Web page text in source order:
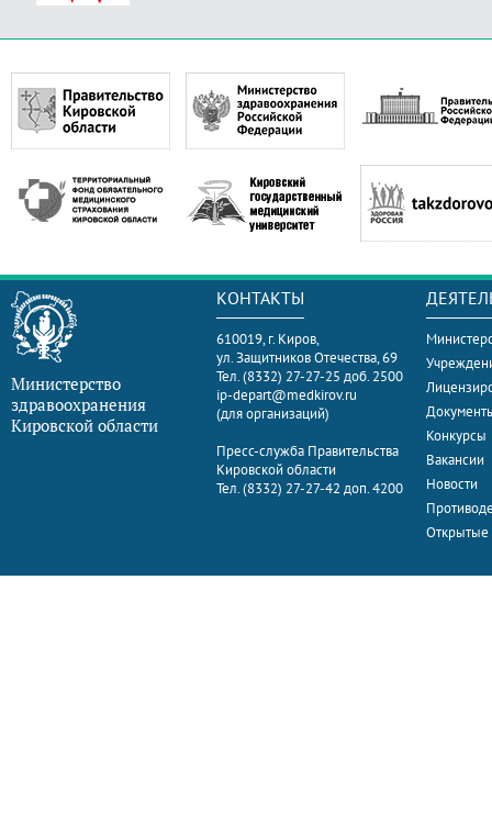
Министерство
здравоохранения
Кировской области
КОНТАКТЫ
610019, г. Киров,
ул. Защитников Отечества, 69
Тел. (8332) 27-27-25 доб. 2500
ip-depart@medkirov.ru
(для организаций)
Пресс-служба Правительства
Кировской области
Тел. (8332) 27-27-42 доп. 4200
Конкурсы
Вакансии
Новости